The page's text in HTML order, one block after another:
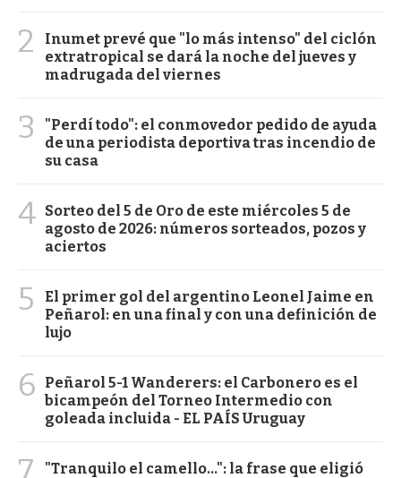
2
Inumet prevé que "lo más intenso" del ciclón
extratropical se dará la noche del jueves y
madrugada del viernes
3
"Perdí todo": el conmovedor pedido de ayuda
de una periodista deportiva tras incendio de
su casa
4 Sorteo del 5 de Oro de este miércoles 5 de
agosto de 2026: números sorteados, pozos y
aciertos
5
El primer gol del argentino Leonel Jaime en
Peñarol: en una final y con una definición de
lujo
6
Peñarol 5-1 Wanderers: el Carbonero es el
bicampeón del Torneo Intermedio con
goleada incluida - EL PAÍS Uruguay
"Tranquilo el camello...": la frase que eligió